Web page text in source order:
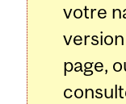
votre
page,